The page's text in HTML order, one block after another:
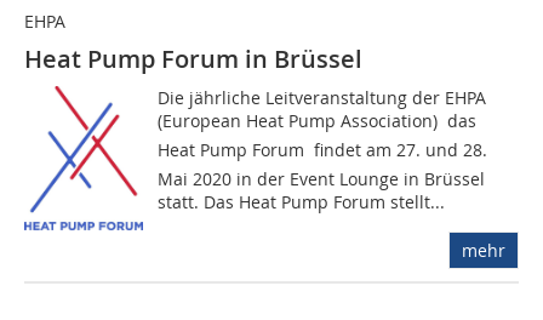
EHPA
Heat Pump Forum in Brüssel
Die jährliche Leitveranstaltung der EHPA
(European Heat Pump Association)  das
Heat Pump Forum  findet am 27. und 28.
Mai 2020 in der Event Lounge in Brüssel
statt. Das Heat Pump Forum stellt...
mehr